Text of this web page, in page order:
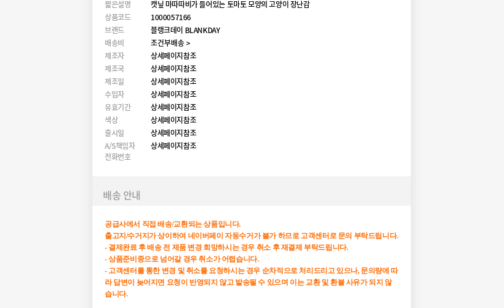
짧은설명
캣닢 마따따비가 들어있는 토마토 모양의 고양이 장난감
상품코드
1000057166
브랜드
블랭크데이 BLANKDAY
배송비
조건부배송 >
제조자
상세페이지참조
제조국
상세페이지참조
제조일
상세페이지참조
수입자
상세페이지참조
유효기간
상세페이지참조
색상
상세페이지참조
출시일
상세페이지참조
A/S책임자
전화번호
상세페이지참조
배송 안내
공급사에서 직접 배송/교환되는 상품입니다.
출고지/수거지가 상이하여 네이버페이 자동수거가 불가 하므로 고객센터로 문의 부탁드립니다.
- 결제완료 후 배송 전 제품 변경 희망하시는 경우 취소 후 재결제 부탁드립니다.
- 상품준비중으로 넘어갈 경우 취소가 어렵습니다.
- 고객센터를 통한 변경 및 취소를 요청하시는 경우 순차적으로 처리드리고 있으나, 문의량에 따
라 답변이 늦어지면 요청이 반영되지 않고 발송될 수 있으며 이는 교환 및 환불 사유가 되지 않
습니다.